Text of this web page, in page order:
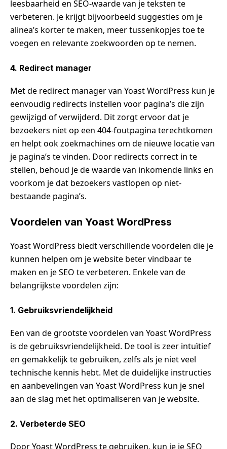
leesbaarheid en SEO-waarde van je teksten te
verbeteren. Je krijgt bijvoorbeeld suggesties om je
alinea’s korter te maken, meer tussenkopjes toe te
voegen en relevante zoekwoorden op te nemen.
4. Redirect manager
Met de redirect manager van Yoast WordPress kun je
eenvoudig redirects instellen voor pagina’s die zijn
gewijzigd of verwijderd. Dit zorgt ervoor dat je
bezoekers niet op een 404-foutpagina terechtkomen
en helpt ook zoekmachines om de nieuwe locatie van
je pagina’s te vinden. Door redirects correct in te
stellen, behoud je de waarde van inkomende links en
voorkom je dat bezoekers vastlopen op niet-
bestaande pagina’s.
Voordelen van Yoast WordPress
Yoast WordPress biedt verschillende voordelen die je
kunnen helpen om je website beter vindbaar te
maken en je SEO te verbeteren. Enkele van de
belangrijkste voordelen zijn:
1. Gebruiksvriendelijkheid
Een van de grootste voordelen van Yoast WordPress
is de gebruiksvriendelijkheid. De tool is zeer intuïtief
en gemakkelijk te gebruiken, zelfs als je niet veel
technische kennis hebt. Met de duidelijke instructies
en aanbevelingen van Yoast WordPress kun je snel
aan de slag met het optimaliseren van je website.
2. Verbeterde SEO
Door Yoast WordPress te gebruiken, kun je je SEO